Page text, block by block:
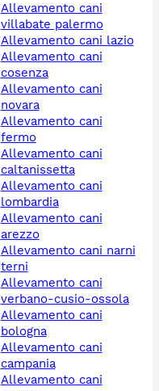
allevamento cani
villabate palermo
allevamento cani lazio
allevamento cani
cosenza
allevamento cani
novara
allevamento cani
fermo
allevamento cani
caltanissetta
allevamento cani
lombardia
allevamento cani
arezzo
allevamento cani narni
terni
allevamento cani
verbano-cusio-ossola
allevamento cani
bologna
allevamento cani
campania
allevamento cani